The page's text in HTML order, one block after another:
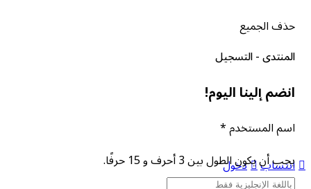
انتساب دخول
حذف الجميع
المنتدى - التسجيل
انضم إلينا اليوم!
اسم المستخدم*
يجب أن يكون الطول بين 3 أحرف و 15 حرفًا.